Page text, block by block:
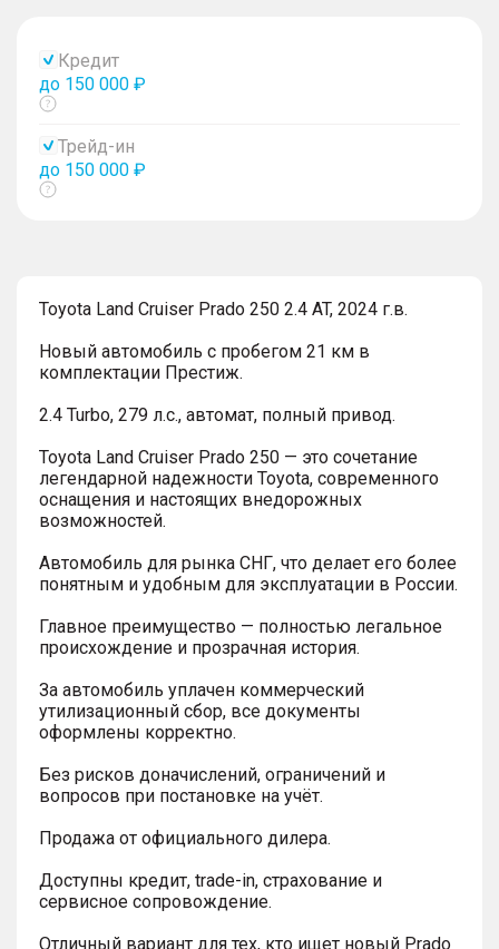
Кредит
до 150 000 ₽
Показать
Трейд-ин
до 150 000 ₽
Показать
Toyota Land Cruiser Prado 250 2.4 AT, 2024 г.в.
Новый автомобиль с пробегом 21 км в
комплектации Престиж.
2.4 Turbo, 279 л.с., автомат, полный привод.
Toyota Land Cruiser Prado 250 — это сочетание
легендарной надежности Toyota, современного
оснащения и настоящих внедорожных
возможностей.
Автомобиль для рынка СНГ, что делает его более
понятным и удобным для эксплуатации в России.
Главное преимущество — полностью легальное
происхождение и прозрачная история.
За автомобиль уплачен коммерческий
утилизационный сбор, все документы
оформлены корректно.
Без рисков доначислений, ограничений и
вопросов при постановке на учёт.
Продажа от официального дилера.
Доступны кредит, trade-in, страхование и
сервисное сопровождение.
Отличный вариант для тех, кто ищет новый Prado